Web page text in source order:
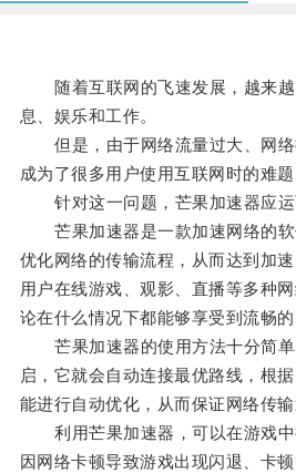
随着互联网的飞速发展，越来越
息、娱乐和工作。
但是，由于网络流量过大、网络
成为了很多用户使用互联网时的难题
针对这一问题，芒果加速器应运
芒果加速器是一款加速网络的软
优化网络的传输流程，从而达到加
用户在线游戏、观影、直播等多种
论在什么情况下都能够享受到流畅的
芒果加速器的使用方法十分简单
启，它就会自动连接最优路线，根
能进行自动优化，从而保证网络传输
利用芒果加速器，可以在游戏中
因网络卡顿导致游戏出现闪退、卡